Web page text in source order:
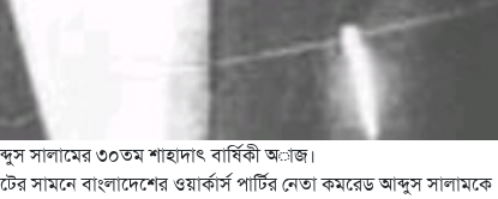
সালামের ৩০তম শাহাদাৎ বার্ষিকী অাজ।
সামনে বাংলাদেশেরওয়ার্কার্স পার্টির নেতা কমরেড আব্দুস সালামকে